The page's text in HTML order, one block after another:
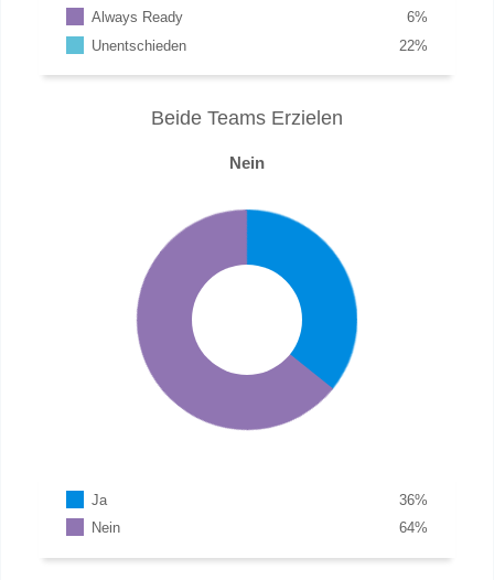
Always Ready %
6
Unentschieden
%
22
Beide Teams Erzielen
Nein
Ja %
36
Nein
%
64